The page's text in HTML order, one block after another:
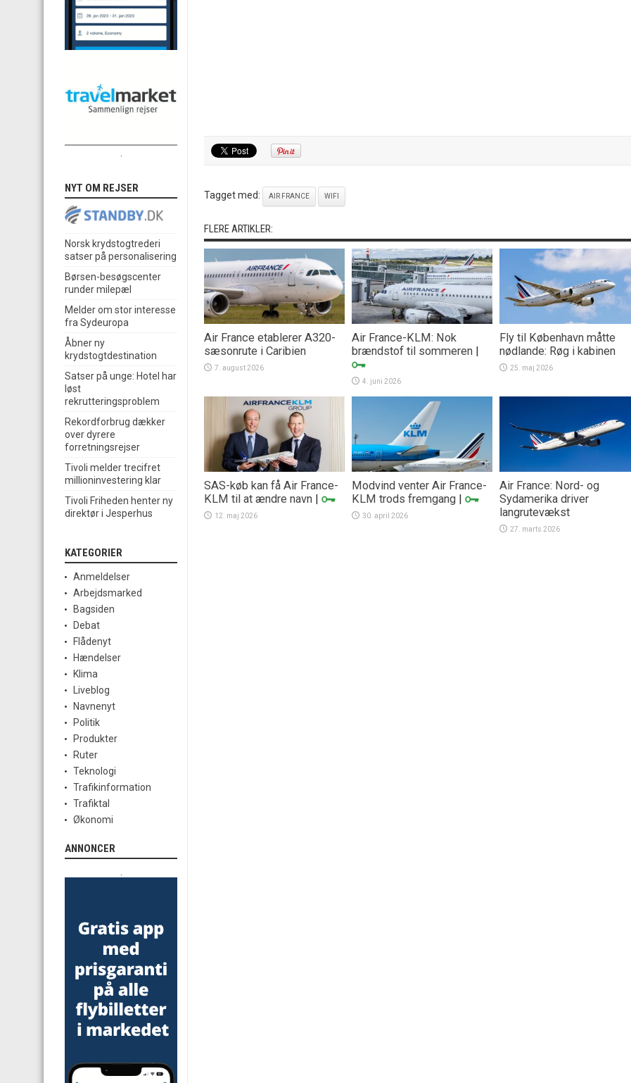
Tagget med: AIR FRANCE WIFI
FLERE ARTIKLER:
Air France etablerer A320-
sæsonrute i Caribien
7. august 2026
Air France-KLM: Nok
brændstof til sommeren |
4. juni 2026
Fly til København måtte
nødlande: Røg i kabinen
25. maj 2026
SAS-køb kan få Air France-
KLM til at ændre navn |
12. maj 2026
Modvind venter Air France-
KLM trods fremgang |
30. april 2026
Air France: Nord- og
Sydamerika driver
langrutevækst
27. marts 2026
NYT OM REJSER
Norsk krydstogtrederi
satser på personalisering
Børsen-besøgscenter
runder milepæl
Melder om stor interesse
fra Sydeuropa
Åbner ny
krydstogtdestination
Satser på unge: Hotel har
løst
rekrutteringsproblem
Rekordforbrug dækker
over dyrere
forretningsrejser
Tivoli melder trecifret
millioninvestering klar
Tivoli Friheden henter ny
direktør i Jesperhus
KATEGORIER
Anmeldelser
Arbejdsmarked
Bagsiden
Debat
Flådenyt
Hændelser
Klima
Liveblog
Navnenyt
Politik
Produkter
Ruter
Teknologi
Trafikinformation
Trafiktal
Økonomi
ANNONCER